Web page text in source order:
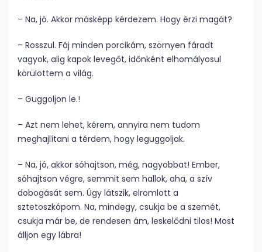
– Na, jó. Akkor másképp kérdezem. Hogy érzi magát?
– Rosszul. Fáj minden porcikám, szörnyen fáradt
vagyok, alig kapok levegőt, időnként elhomályosul
körülöttem a világ.
– Guggoljon le.!
– Azt nem lehet, kérem, annyira nem tudom
meghajlítani a térdem, hogy leguggoljak.
– Na, jó, akkor sóhajtson, még, nagyobbat! Ember,
sóhajtson végre, semmit sem hallok, aha, a szív
dobogását sem. Úgy látszik, elromlott a
sztetoszkópom. Na, mindegy, csukja be a szemét,
csukja már be, de rendesen ám, leskelődni tilos! Most
álljon egy lábra!